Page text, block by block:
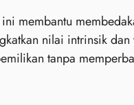
ini membantu
nilai intrinsik dan
tanpa